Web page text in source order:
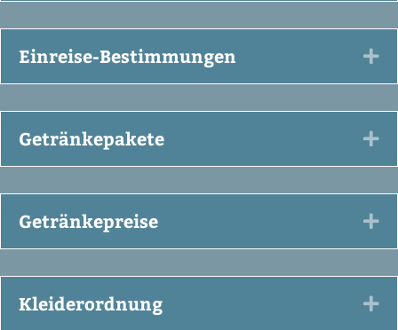
Einreise-Bestimmungen
Getränkepakete
Getränkepreise
Kleiderordnung